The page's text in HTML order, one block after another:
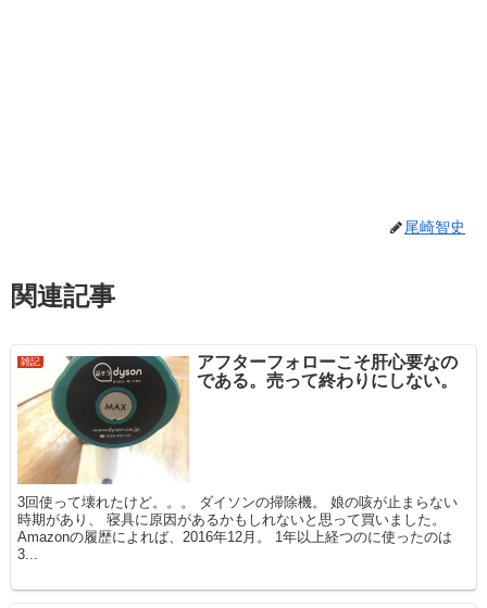
尾崎智史
関連記事
雑記
アフターフォローこそ肝心要なの
である。売って終わりにしない。
3回使って壊れたけど。。。 ダイソンの掃除機。 娘の咳が止まらない
時期があり、 寝具に原因があるかもしれないと思って買いました。
Amazonの履歴によれば、2016年12月。 1年以上経つのに使ったのは
3...